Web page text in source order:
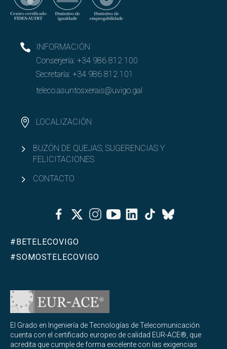
INFORMACIÓN
Conserjería: +34 986 812 100
Secretaría: +34 986 812 101
teleco.asuntosxerais@uvigo.gal
LOCALIZACIÓN
BUZÓN DE QUEJAS, SUGERENCIAS Y
FELICITACIONES
CONTACTO
FacebookTwitterInstagramYoutubeLinkedinTiktok
Bluesky
#BETELECOVIGO
#SOMOSTELECOVIGO
El Grado en Ingeniería de Tecnologías de Telecomunicación
cuenta con el certificado europeo de calidad EUR-ACE®, que
acredita que cumple de forma excelente con las exigencias